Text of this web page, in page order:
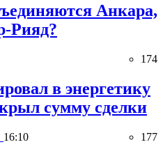
Анкара,
Рияд?
174
в энергетику
сумму сделки
16:10 177